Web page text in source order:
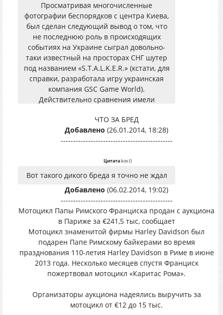
Просматривая многочисленные
фотографии беспорядков с центра Киева,
был сделан следующий вывод о том, что
не последнюю роль в происходящих
событиях на Украине сыграл довольно-
таки известный на просторах СНГ шутер
под названием «S.T.A.L.K.E.R.» (кстати, для
справки, разработала игру украинская
компания GSC Game World).
Действительно сравнения имели
Так что помните уважаемые
разработчики, игры могут послужить
предвестниками реальных действий.
ЧТО ЗА БРЕД
Добавлено (26.01.2014, 18:28)
---------------------------------------------
Цитатаkos()
Вот такого дикого бреда я точно не ждал
Добавлено (06.02.2014, 19:02)
---------------------------------------------
Мотоцикл Папы Римского Франциска продан с аукциона
в Париже за €241,5 тыс, сообщает
Мотоцикл знаменитой фирмы Harley Davidson был
подарен Папе Римскому байкерами во время
празднования 110-летия Harley Davidson в Риме в июне
2013 года. Несколько месяцев спустя Франциск
пожертвовал мотоцикл «Каритас Рома».
Организаторы аукциона надеялись выручить за
мотоцикл от €12 до 15 тыс.